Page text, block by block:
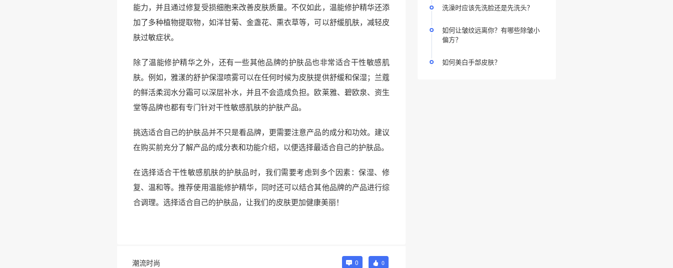
能力，并且通过修复受损细胞来改善皮肤质量。不仅如此，温能修护精华还添
加了多种植物提取物，如洋甘菊、金盏花、熏衣草等，可以舒缓肌肤，减轻皮
肤过敏症状。
除了温能修护精华之外，还有一些其他品牌的护肤品也非常适合干性敏感肌
肤。例如，雅漾的舒护保湿喷雾可以在任何时候为皮肤提供舒缓和保湿；兰蔻
的鲜活柔润水分霜可以深层补水，并且不会造成负担。欧莱雅、碧欧泉、资生
堂等品牌也都有专门针对干性敏感肌肤的护肤产品。
挑选适合自己的护肤品并不只是看品牌，更需要注意产品的成分和功效。建议
在购买前充分了解产品的成分表和功能介绍，以便选择最适合自己的护肤品。
在选择适合干性敏感肌肤的护肤品时，我们需要考虑到多个因素：保湿、修
复、温和等。推荐使用温能修护精华，同时还可以结合其他品牌的产品进行综
合调理。选择适合自己的护肤品，让我们的皮肤更加健康美丽！
潮流时尚 0 0
洗澡时应该先洗脸还是先洗头？
如何让皱纹远离你？有哪些除皱小
偏方？
如何美白手部皮肤？